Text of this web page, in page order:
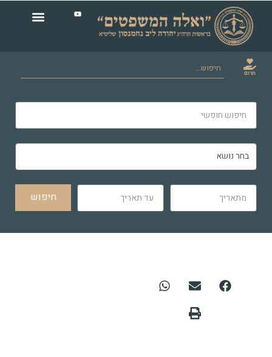
תרום
חיפוש